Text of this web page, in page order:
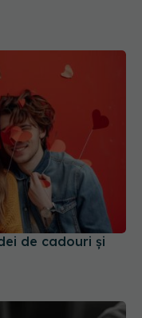
de cadouri și